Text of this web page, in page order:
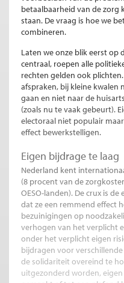
betaalbaarheid van de
staan. De vraag is hoe we
combineren.
Laten we onze blik eerst op
centraal, roepen alle
rechten gelden ook
afspraken, bij kleine kwalen
gaan en niet naar de
(zoals nu te vaak gebeurt).
electoraal niet populair
effect bewerkstelligen.
Eigen bijdrage te laag
Nederland kent
(8 procent van de
OESO-landen). De crux is
dat ze een remmend effect
bezuinigingen op
verhogen van het verplicht
onder het verplicht eigen
bijdragen voor
de solidariteit overeind te
uitgezonderd worden,